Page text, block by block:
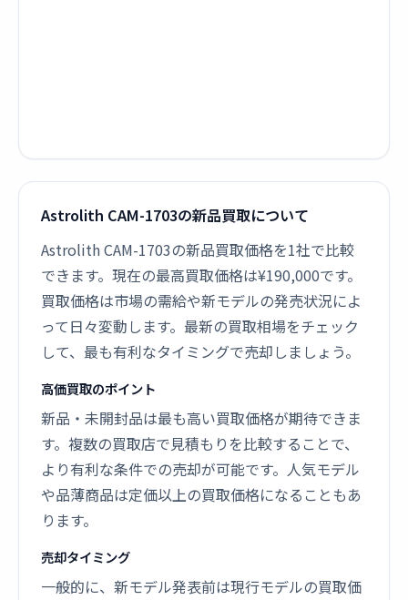
Astrolith CAM-1703の新品買取について
Astrolith CAM-1703の新品買取価格を1社で比較
できます。現在の最高買取価格は¥190,000です。
買取価格は市場の需給や新モデルの発売状況によ
って日々変動します。最新の買取相場をチェック
して、最も有利なタイミングで売却しましょう。
高価買取のポイント
新品・未開封品は最も高い買取価格が期待できま
す。複数の買取店で見積もりを比較することで、
より有利な条件での売却が可能です。人気モデル
や品薄商品は定価以上の買取価格になることもあ
ります。
売却タイミング
一般的に、新モデル発表前は現行モデルの買取価